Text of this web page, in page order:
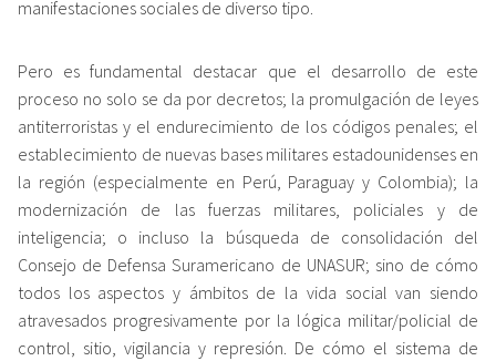
manifestaciones sociales de diverso tipo.
Pero es fundamental destacar que el desarrollo de este
proceso no solo se da por decretos; la promulgación de leyes
antiterroristas y el endurecimiento de los códigos penales; el
establecimiento de nuevas bases militares estadounidenses en
la región (especialmente en Perú, Paraguay y Colombia); la
modernización de las fuerzas militares, policiales y de
inteligencia; o incluso la búsqueda de consolidación del
Consejo de Defensa Suramericano de UNASUR; sino de cómo
todos los aspectos y ámbitos de la vida social van siendo
atravesados progresivamente por la lógica militar/policial de
control, sitio, vigilancia y represión. De cómo el sistema de